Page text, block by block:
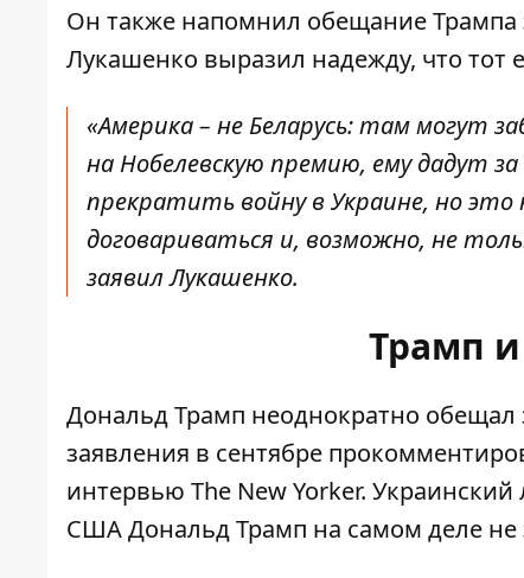
Он также напомнил обещание Трампа
Лукашенко выразил надежду, что тот
«Америка – не Беларусь: там могут
на Нобелевскую премию, ему дадут
прекратить войну в Украине, но
договариваться и, возможно, не
заявил Лукашенко.
Трамп
Дональд Трамп неоднократно обещал
заявления в сентябре
интервью The New Yorker.
СШАДональд Трамп на самом деле не